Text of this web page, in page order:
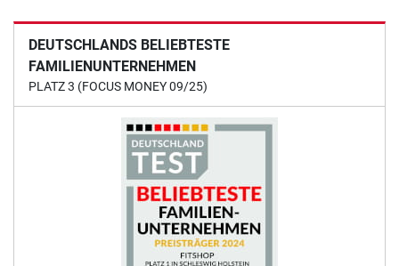
DEUTSCHLANDS BELIEBTESTE
FAMILIENUNTERNEHMEN
PLATZ 3 (FOCUS MONEY 09/25)